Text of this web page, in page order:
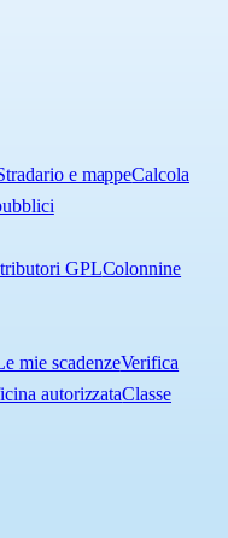
e mappeCalcola
GPLColonnine
mie scadenzeVerifica
autorizzataClasse